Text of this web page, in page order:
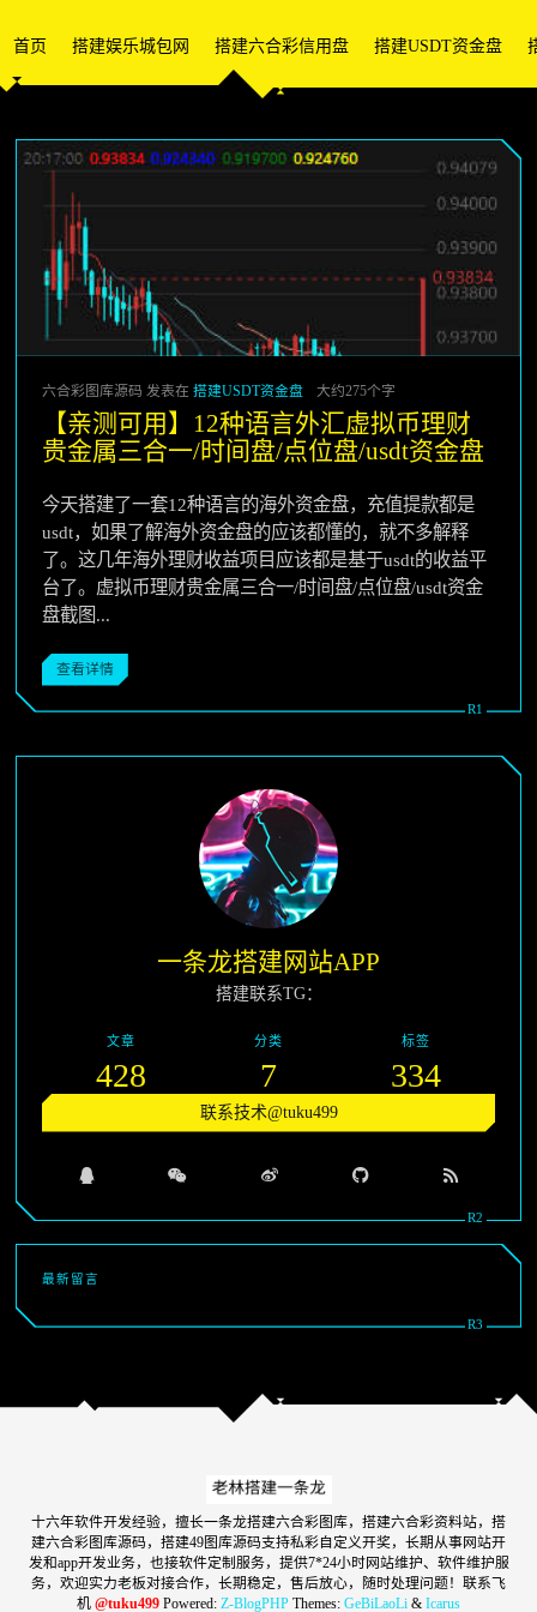
首页 搭建娱乐城包网 搭建六合彩信用盘 搭建USDT资金盘
六合彩图库源码 发表在 搭建USDT资金盘 大约275个字
【亲测可用】12种语言外汇虚拟币理财
贵金属三合一/时间盘/点位盘/usdt资金盘
今天搭建了一套12种语言的海外资金盘，充值提款都是
usdt，如果了解海外资金盘的应该都懂的，就不多解释
了。这几年海外理财收益项目应该都是基于usdt的收益平
台了。虚拟币理财贵金属三合一/时间盘/点位盘/usdt资金
盘截图...
查看详情
一条龙搭建网站APP
搭建联系TG：
文章
428
分类
7
标签
334
联系技术@tuku499
最新留言
十六年软件开发经验，擅长一条龙搭建六合彩图库，搭建六合彩资料站，搭
建六合彩图库源码，搭建49图库源码支持私彩自定义开奖，长期从事网站开
发和app开发业务，也接软件定制服务，提供7*24小时网站维护、软件维护服
务，欢迎实力老板对接合作，长期稳定，售后放心，随时处理问题！联系飞
机 @tuku499 Powered: Z-BlogPHP Themes: GeBiLaoLi & Icarus